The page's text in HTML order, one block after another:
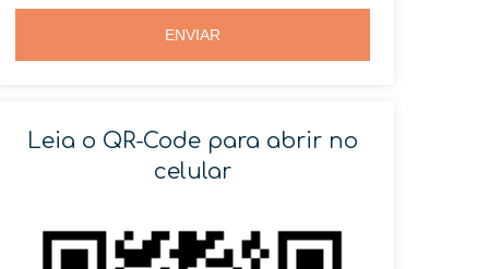
5
ENVIAR
SOLICITAR AGENDAMENTO
Leia o QR-Code para abrir no
celular